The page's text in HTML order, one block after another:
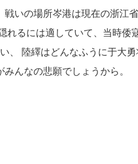
いの場所岑港は現在の浙江
れるには適していて、当時倭
、 陸繹はどんなふうに于大
んなの悲願でしょうから。